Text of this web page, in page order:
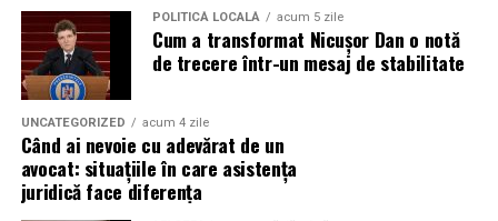
Atacurile sunt mai eficiente în contextul
evenimentelor globale
Campaniile de phishing asociate evenimentelor
importante profită de interesul public ridicat, de
presiunea timpului și de teama utilizatorilor că ar putea
pierde o ofertă sau o oportunitate. Mesajele care anunță
ultimele bilete disponibile, acces limitat la o transmisie
POLITICĂ LOCALĂ acum 5 zile
Cum a transformat Nicușor Dan o notă
de trecere într-un mesaj de stabilitate
UNCATEGORIZED acum 4 zile
Când ai nevoie cu adevărat de un
avocat: situațiile în care asistența
juridică face diferența